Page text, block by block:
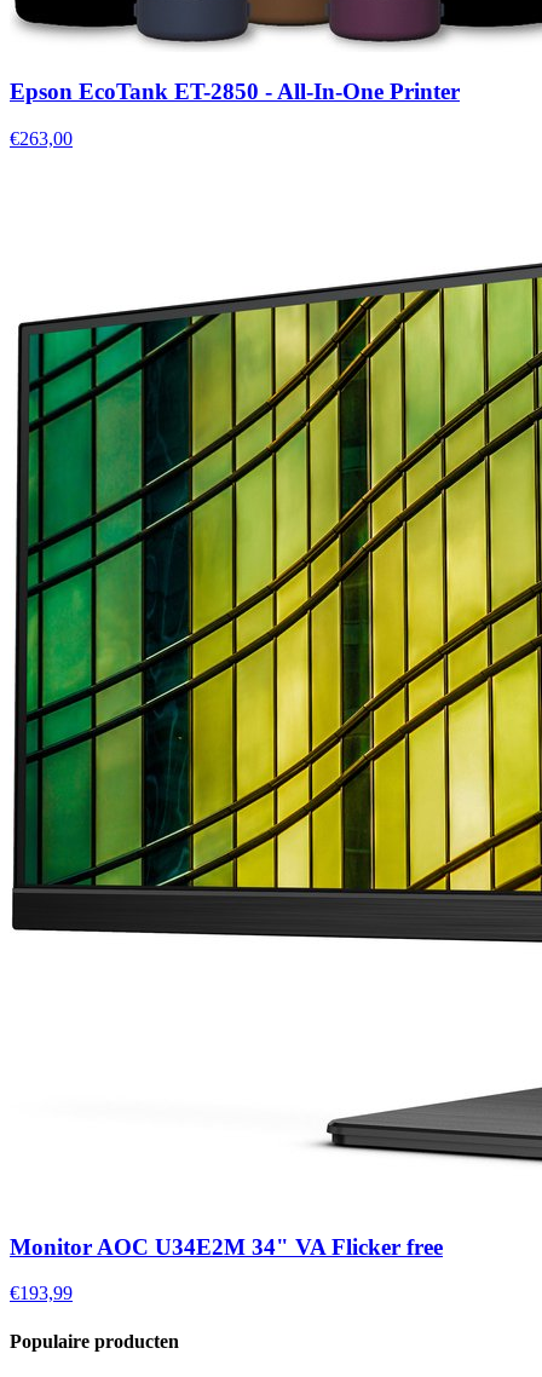
Epson EcoTank ET-2850 - All-In-One Printer
€263,00
Monitor AOC U34E2M 34" VA Flicker free
€193,99
Populaire producten